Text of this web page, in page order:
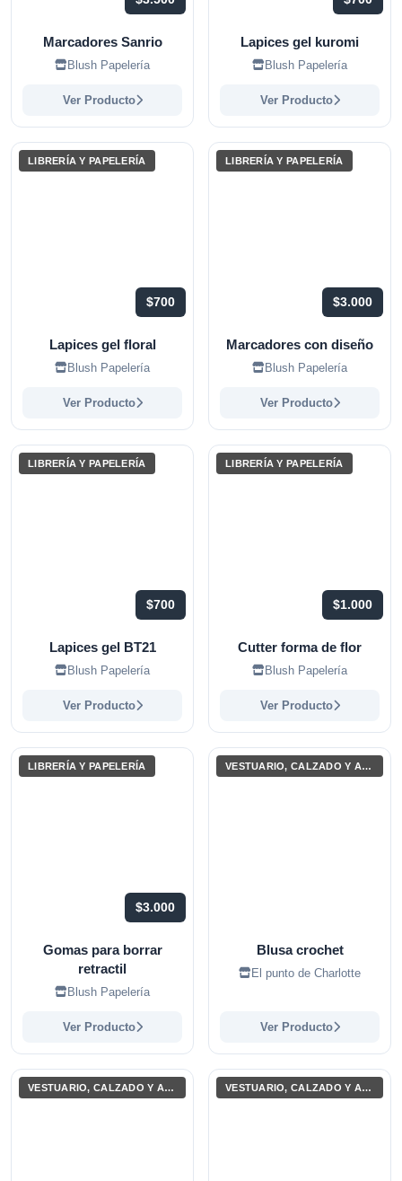
Marcadores Sanrio
Blush Papelería
Ver Producto
Lapices gel kuromi
Blush Papelería
Ver Producto
LIBRERÍA Y PAPELERÍA
$700
Lapices gel floral
Blush Papelería
Ver Producto
LIBRERÍA Y PAPELERÍA
$3.000
Marcadores con diseño
Blush Papelería
Ver Producto
LIBRERÍA Y PAPELERÍA
$700
Lapices gel BT21
Blush Papelería
Ver Producto
LIBRERÍA Y PAPELERÍA
$1.000
Cutter forma de flor
Blush Papelería
Ver Producto
LIBRERÍA Y PAPELERÍA
$3.000
Gomas para borrar
retractil
Blush Papelería
Ver Producto
VESTUARIO, CALZADO Y ACCESORIOS
Blusa crochet
El punto de Charlotte
Ver Producto
VESTUARIO, CALZADO Y ACCESORIOS VESTUARIO, CALZADO Y ACCESORIOS